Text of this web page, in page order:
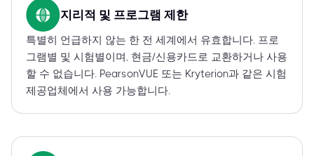
지리적 및 프로그램 제한
특별히 언급하지 않는 한 전 세계에서 유효합니다. 프로
그램별 및 시험별이며, 현금/신용카드로 교환하거나 사용
할 수 없습니다. PearsonVUE 또는 Kryterion과 같은 시험
제공업체에서 사용 가능합니다.